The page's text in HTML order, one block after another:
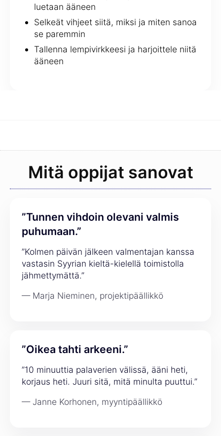
luetaan ääneen
Selkeät vihjeet siitä, miksi ja miten sanoa
se paremmin
Tallenna lempivirkkeesi ja harjoittele niitä
ääneen
Mitä oppijat sanovat
”Tunnen vihdoin olevani valmis
puhumaan.”
”Kolmen päivän jälkeen valmentajan kanssa
vastasin Syyrian kieltä-kielellä toimistolla
jähmettymättä.”
— Marja Nieminen, projektipäällikkö
”Oikea tahti arkeeni.”
”10 minuuttia palaverien välissä, ääni heti,
korjaus heti. Juuri sitä, mitä minulta puuttui.”
— Janne Korhonen, myyntipäällikkö